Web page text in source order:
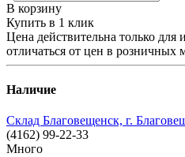
В корзину
Купить в 1 клик
Цена действительна только для
отличаться от цен в розничных
Наличие
Склад Благовещенск, г.
(4162) 99-22-33
Много